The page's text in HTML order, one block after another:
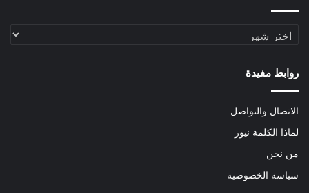
الأرشيف
روابط مفيدة
الاتصال والتواصل
لماذا الكلمة نيوز
من نحن
سياسة الخصوصية